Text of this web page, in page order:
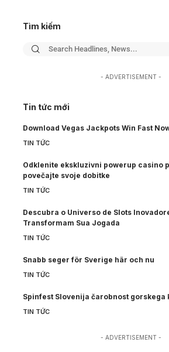
Tìm kiếm
- ADVERTISEMENT -
Tin tức mới
Download Vegas Jackpots Win Fast
TIN TỨC
Odklenite ekskluzivni powerup casino
povečajte svoje dobitke
TIN TỨC
Descubra o Universo de Slots
Transformam Sua Jogada
TIN TỨC
Snabb seger för Sverige här och nu
TIN TỨC
Spinfest Slovenija čarobnost gorskega
TIN TỨC
- ADVERTISEMENT -